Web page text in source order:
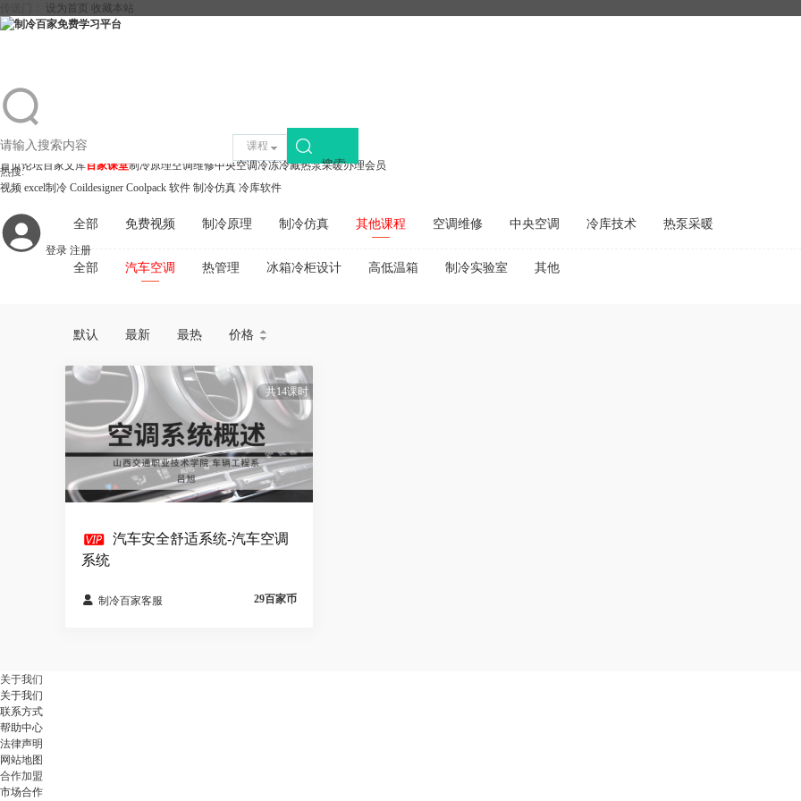
设为首页 收藏本站
课程
搜索
热搜:
视频 excel制冷 Coildesigner Coolpack 软件 制冷仿真 冷库软件
登录 注册
首页论坛百家文库百家课堂制冷原理空调维修中央空调冷冻冷藏热泵采暖办理会员
全部 免费视频 制冷原理 制冷仿真 其他课程 空调维修 中央空调 冷库技术 热泵采暖
全部 汽车空调 热管理 冰箱冷柜设计 高低温箱 制冷实验室 其他
默认 最新 最热 价格 

共14课时
 汽车安全舒适系统-汽车空调
系统
 制冷百家客服 29百家币
关于我们
关于我们
联系方式
帮助中心
法律声明
网站地图
合作加盟
市场合作